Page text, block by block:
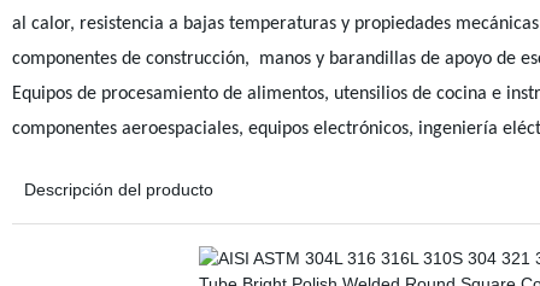
al calor, resistencia a bajas temperaturas y propiedades
componentes de construcción,
manos y barandillas de apoyo de
Equipos de procesamiento de alimentos, utensilios de cocina e
componentes aeroespaciales, equipos electrónicos, ingeniería
Descripción del producto